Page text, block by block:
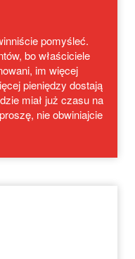
pomyśleć.
bo właściciele
im więcej
pieniędzy dostają
miał już czasu na
nie obwiniajcie